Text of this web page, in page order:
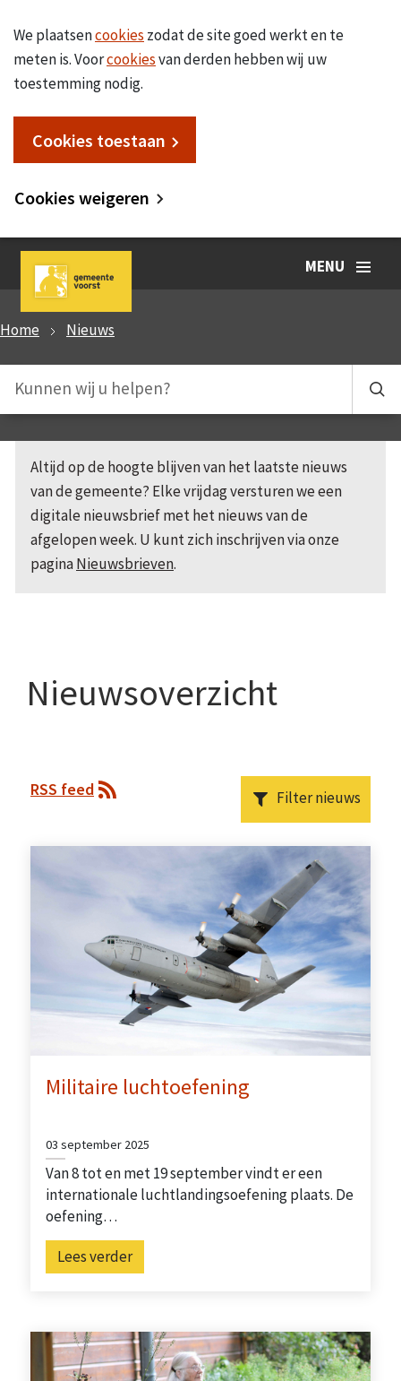
We plaatsencookies zodat de site goed werkt en te
meten is. Voorcookiesvan derden hebben wij uw
toestemming nodig.
Cookies toestaan
Cookies weigeren
MENU
Home Nieuws
Altijd op de hoogte blijven van het laatste nieuws
van de gemeente? Elke vrijdag versturen we een
digitale nieuwsbrief met het nieuws van de
afgelopen week. U kunt zich inschrijven via onze
paginaNieuwsbrieven.
Nieuwsoverzicht
RSS feed Filter nieuws
Militaire luchtoefening
03 september 2025
Van 8 tot en met 19 september vindt er een
internationale luchtlandingsoefening plaats. De
oefening…
Lees verder